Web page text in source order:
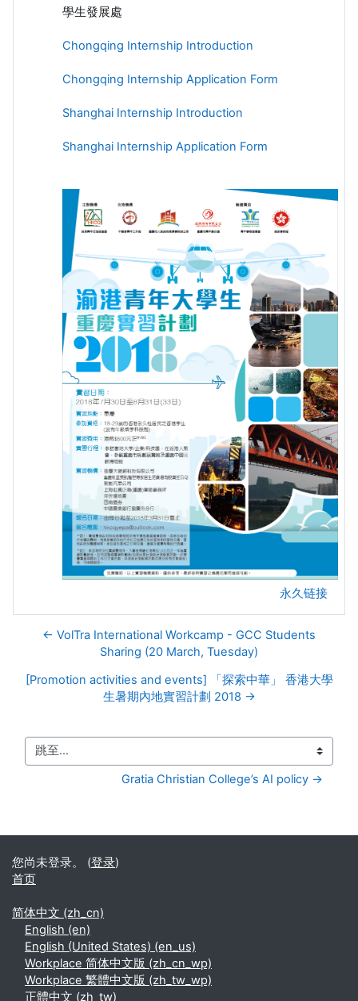
學生發展處
Chongqing Internship Introduction
Chongqing Internship Application Form
Shanghai Internship Introduction
Shanghai Internship Application Form
永久链接
← VolTra International Workcamp - GCC Students
Sharing (20 March, Tuesday)
[Promotion activities and events] 「探索中華」 香港大學
生暑期內地實習計劃 2018 →
跳至...
Gratia Christian College’s AI policy →
您尚未登录。 (登录)
首页
简体中文 ‎(zh_cn)‎
English ‎(en)‎
English (United States) ‎(en_us)‎
Workplace 简体中文版 ‎(zh_cn_wp)‎
Workplace 繁體中文版 ‎(zh_tw_wp)‎
正體中文 ‎(zh_tw)‎